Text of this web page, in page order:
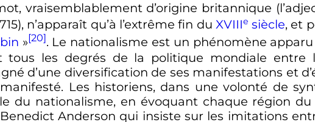
vraisemblablement d’origine britannique
n’apparaît qu’à l’extrême fin duXVIIIe siècle, et
»[20]. Le nationalisme est un phénomène
tous les degrés de la politique mondiale entre
d’une diversification de ses manifestations et
Les historiens, dans une volonté de
du nationalisme, en évoquant chaque région
Anderson qui insiste sur les imitations